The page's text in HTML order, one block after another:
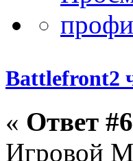
Battlefront2
« Ответ
Игровой